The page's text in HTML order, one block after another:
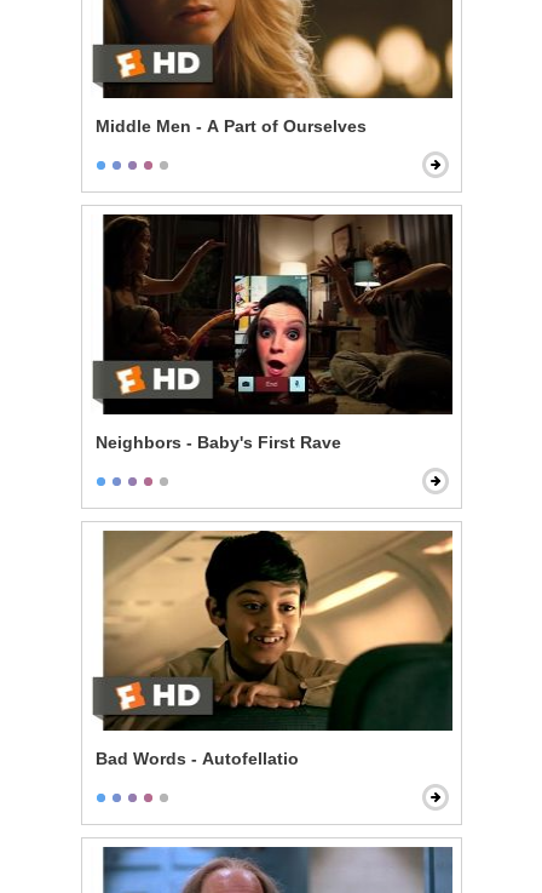
Middle Men - A Part of Ourselves
Neighbors - Baby's First Rave
Bad Words - Autofellatio